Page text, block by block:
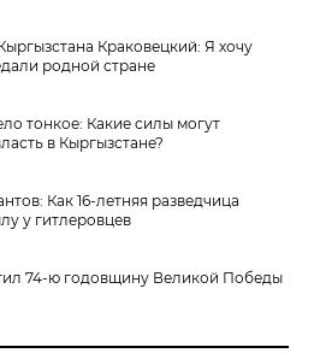
Краковецкий: Я хочу
родной стране
тонкое: Какие силы могут
в Кыргызстане?
Как 16-летняя разведчица
у гитлеровцев
74-ю годовщину Великой Победы